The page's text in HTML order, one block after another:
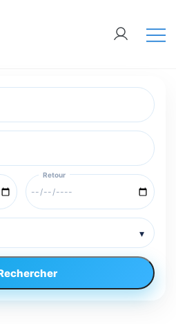
▾
sont pris d’assaut.
maintenant !